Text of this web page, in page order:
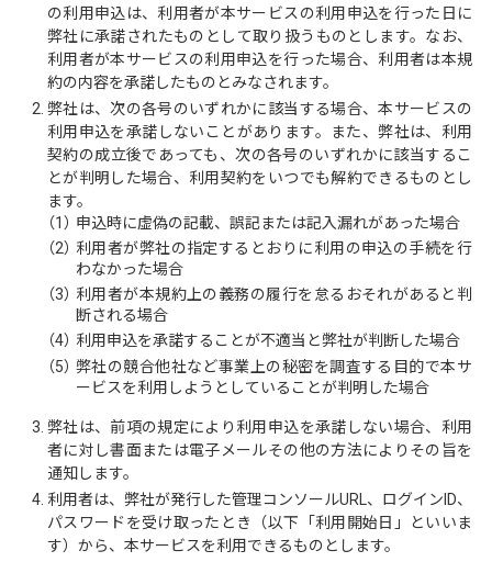
の利用申込は、利用者が本サービスの利用申込を行った日に
弊社に承諾されたものとして取り扱うものとします。なお、
利用者が本サービスの利用申込を行った場合、利用者は本規
約の内容を承諾したものとみなされます。
弊社は、次の各号のいずれかに該当する場合、本サービスの
利用申込を承諾しないことがあります。また、弊社は、利用
契約の成立後であっても、次の各号のいずれかに該当するこ
とが判明した場合、利用契約をいつでも解約できるものとし
ます。
（1）申込時に虚偽の記載、誤記または記入漏れがあった場合
（2）利用者が弊社の指定するとおりに利用の申込の手続を行
わなかった場合
（3）利用者が本規約上の義務の履行を怠るおそれがあると判
断される場合
（4）利用申込を承諾することが不適当と弊社が判断した場合
（5）弊社の競合他社など事業上の秘密を調査する目的で本サ
ービスを利用しようとしていることが判明した場合
弊社は、前項の規定により利用申込を承諾しない場合、利用
者に対し書面または電子メールその他の方法によりその旨を
通知します。
利用者は、弊社が発行した管理コンソールURL、ログインID、
パスワードを受け取ったとき（以下「利用開始日」といいま
す）から、本サービスを利用できるものとします。